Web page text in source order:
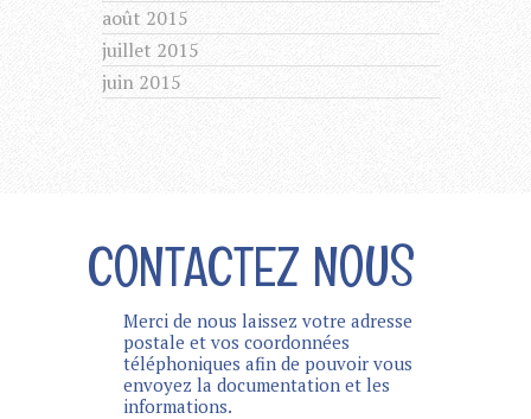
août 2015
juillet 2015
juin 2015
CONTACTEZ NOUS
Merci de nous laissez votre adresse
postale et vos coordonnées
téléphoniques afin de pouvoir vous
envoyez la documentation et les
informations.